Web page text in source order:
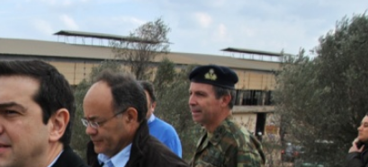
ΠΡΟΣΩΠΟΓΡΑΦΙΕΣ
νερό
ΑΝΑΓΝΩΣΕΙΣ
από τον Αντιδιαφωτισμό στον ψηφιακό Κοινωνικό Δαρβινισμό
δημοσιογραφία βάζει τα χέρια της και βγάζει τα μάτια της
ΑΠΟΨΕΙΣ